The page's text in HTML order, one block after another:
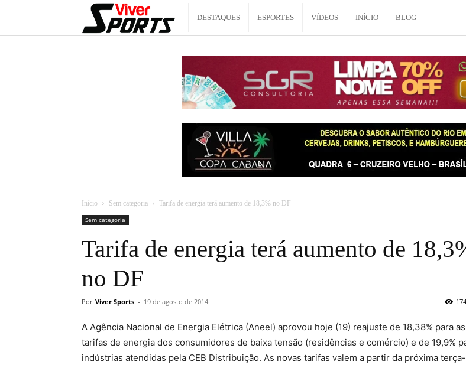
Viver
DESTAQUES ESPORTES VÍDEOS INÍCIO BLOG
Início Sem categoria
Tarifa de energia terá aumento de 18,3% no DF
Sem categoria
Tarifa de energia terá aumento de
no DF
Por Viver Sports - 19 de agosto de 2014 174
A Agência Nacional de Energia Elétrica (Aneel) aprovou hoje (19) reajuste de 18,38% para as
tarifas de energia dos consumidores de baixa tensão (residências e comércio) e de 19,9%
indústrias atendidas pela CEB Distribuição. As novas tarifas valem a partir da próxima